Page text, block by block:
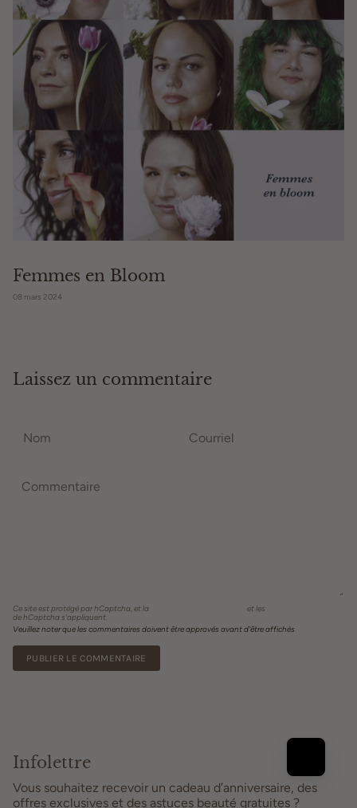
Femmes en Bloom
08 mars 2024
Laissez un commentaire
Ce site est protégé par hCaptcha, et la et les
de hCaptcha s’appliquent.
Veuillez noter que les commentaires doivent être approvés avant d'être affichés
Infolettre
Vous souhaitez recevoir un cadeau d’anniversaire, des
offres exclusives et des astuces beauté gratuites ?